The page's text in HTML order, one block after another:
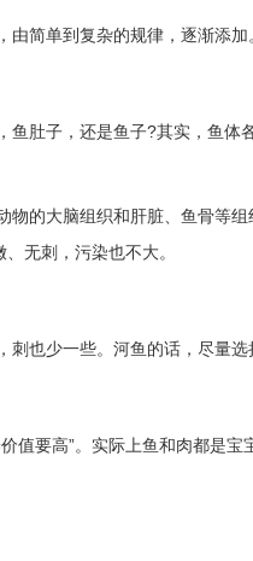
简单到复杂的规律，逐渐添加
肚子，还是鱼子?其实，鱼体
的大脑组织和肝脏、鱼骨等组
无刺，污染也不大。
也少一些。河鱼的话，尽量选
要高”。实际上鱼和肉都是宝